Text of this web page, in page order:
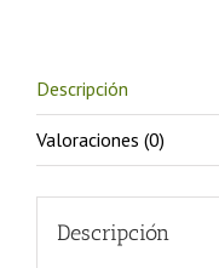
Descripción
Valoraciones (0)
Descripción